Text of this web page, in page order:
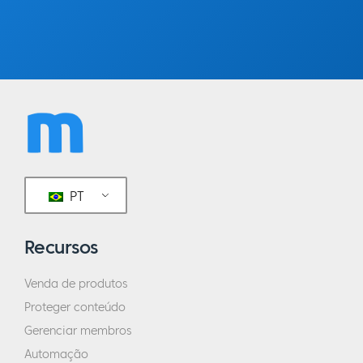
habilidade de jogar em linha reta, eu
simplesmente passo para a direita ou para a
me motivar? Você não pensou
necessariamente dessa forma, mas parece
que sabe como se motiva e sabia que estava
se segurando, então pensou: "Ok, vou me
PT
Recursos
Venda de produtos
Proteger conteúdo
Gerenciar membros
Automação